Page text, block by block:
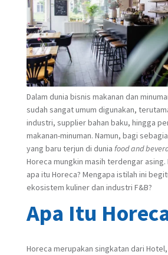
Dalam dunia bisnis makanan dan
sudah sangat umum digunakan,
industri, supplier bahan baku, hingga
makanan-minuman. Namun, bagi
yang baru terjun di dunia food and
Horeca mungkin masih terdengar asing.
apa itu Horeca? Mengapa istilah ini
ekosistem kuliner dan industri F&B?
Apa Itu
Horeca merupakan singkatan dari